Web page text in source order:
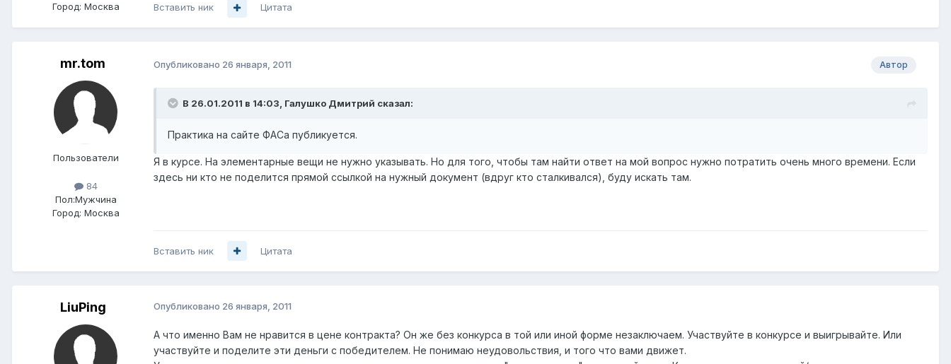
Город: Москва Вставить ник Цитата
mr.tom
Пользователи
84
Пол:Мужчина
Город: Москва
Автор
Опубликовано 26 января, 2011
В 26.01.2011 в 14:03, Галушко Дмитрий сказал:
Практика на сайте ФАСа публикуется.
Я в курсе. На элементарные вещи не нужно указывать. Но для того, чтобы там найти ответ на мой вопрос нужно потратить очень много времени. Если
здесь ни кто не поделится прямой ссылкой на нужный документ (вдруг кто сталкивался), буду искать там.
Вставить ник Цитата
LiuPing Опубликовано 26 января, 2011
А что именно Вам не нравится в цене контракта? Он же без конкурса в той или иной форме незаключаем. Участвуйте в конкурсе и выигрывайте. Или
участвуйте и поделите эти деньги с победителем. Не понимаю неудовольствия, и того что вами движет.